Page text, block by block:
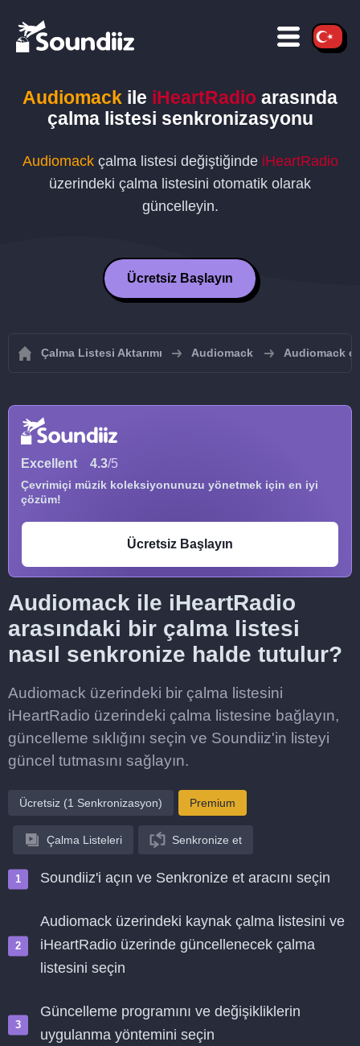
Audiomack ile iHeartRadio arasında
çalma listesi senkronizasyonu
Audiomackçalma listesi değiştiğinde iHeartRadio
üzerindeki çalma listesini otomatik olarak
güncelleyin.
Ücretsiz Başlayın
Çalma Listesi Aktarımı Audiomack Audiomack
Excellent 4.3/5
Çevrimiçi müzik koleksiyonunuzu yönetmek için en iyi
çözüm!
Ücretsiz Başlayın
Audiomack ile iHeartRadio
arasındaki bir çalma listesi
nasıl senkronize halde tutulur?
Audiomack üzerindeki bir çalma listesini
iHeartRadio üzerindeki çalma listesine bağlayın,
güncelleme sıklığını seçin ve Soundiiz'in listeyi
güncel tutmasını sağlayın.
Ücretsiz (1 Senkronizasyon) Premium
Çalma Listeleri Senkronize et
Soundiiz'i açın ve Senkronize et aracını seçin
Audiomack üzerindeki kaynak çalma listesini ve
iHeartRadio üzerinde güncellenecek çalma
listesini seçin
Güncelleme programını ve değişikliklerin
uygulanma yöntemini seçin